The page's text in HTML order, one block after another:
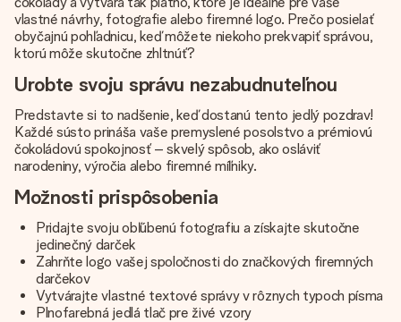
vlastné návrhy, fotografie alebo firemné logo. Prečo posielať
obyčajnú pohľadnicu, keď môžete niekoho prekvapiť správou,
ktorú môže skutočne zhltnúť?
Urobte svoju správu nezabudnuteľnou
Predstavte si to nadšenie, keď dostanú tento jedlý pozdrav!
Každé sústo prináša vaše premyslené posolstvo a prémiovú
čokoládovú spokojnosť – skvelý spôsob, ako osláviť
narodeniny, výročia alebo firemné míľniky.
Možnosti prispôsobenia
Pridajte svoju obľúbenú fotografiu a získajte skutočne
jedinečný darček
Zahrňte logo vašej spoločnosti do značkových firemných
darčekov
Vytvárajte vlastné textové správy v rôznych typoch písma
Plnofarebná jedlá tlač pre živé vzory